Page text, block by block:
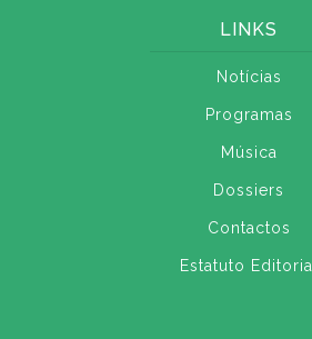
LINKS
Notícias
Programas
Música
Dossiers
Contactos
Estatuto Editorial